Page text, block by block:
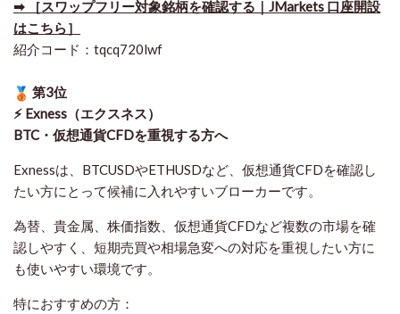
➡ ［スワップフリー対象銘柄を確認する｜JMarkets 口座開設
はこちら］
紹介コード：tqcq720lwf
第3位
⚡ Exness（エクスネス）
BTC・仮想通貨CFDを重視する方へ
Exnessは、BTCUSDやETHUSDなど、仮想通貨CFDを確認し
たい方にとって候補に入れやすいブローカーです。
為替、貴金属、株価指数、仮想通貨CFDなど複数の市場を確
認しやすく、短期売買や相場急変への対応を重視したい方に
も使いやすい環境です。
特におすすめの方：